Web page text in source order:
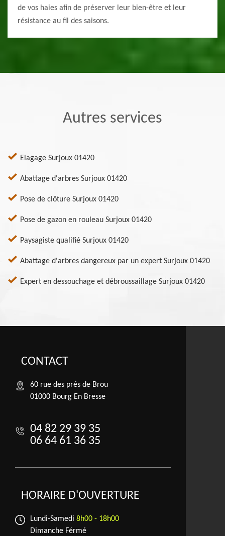
de vos haies afin de préserver leur bien-être et leur
résistance au fil des saisons.
Autres services
Elagage Surjoux 01420
Abattage d'arbres Surjoux 01420
Pose de clôture Surjoux 01420
Pose de gazon en rouleau Surjoux 01420
Paysagiste qualifié Surjoux 01420
Abattage d'arbres dangereux par un expert Surjoux 01420
Expert en dessouchage et débroussaillage Surjoux 01420
CONTACT
60 rue des prés de Brou
01000 Bourg En Bresse
04 82 29 39 35
06 64 61 36 35
HORAIRE D'OUVERTURE
Lundi-Samedi 8h00 - 18h00
Dimanche Férmé